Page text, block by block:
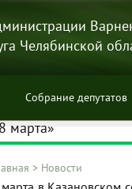
Челябинской
Собрание депутатов
марта»
> Новости